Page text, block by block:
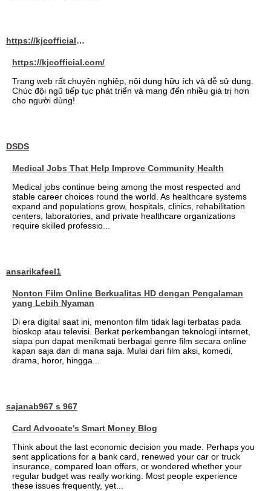
https://kjcofficial.com/
https://kjcofficial.com/
Trang web rất chuyên nghiệp, nội dung hữu ích và dễ sử dụng.
Chúc đội ngũ tiếp tục phát triển và mang đến nhiều giá trị hơn
cho người dùng!
DSDS
Medical Jobs That Help Improve Community Health
Medical jobs continue being among the most respected and
stable career choices round the world. As healthcare systems
expand and populations grow, hospitals, clinics, rehabilitation
centers, laboratories, and private healthcare organizations
require skilled professio...
ansarikafeel1
Nonton Film Online Berkualitas HD dengan Pengalaman
yang Lebih Nyaman
Di era digital saat ini, menonton film tidak lagi terbatas pada
bioskop atau televisi. Berkat perkembangan teknologi internet,
siapa pun dapat menikmati berbagai genre film secara online
kapan saja dan di mana saja. Mulai dari film aksi, komedi,
drama, horor, hingga...
sajanab967 s 967
Card Advocate's Smart Money Blog
Think about the last economic decision you made. Perhaps you
sent applications for a bank card, renewed your car or truck
insurance, compared loan offers, or wondered whether your
regular budget was really working. Most people experience
these issues frequently, yet...